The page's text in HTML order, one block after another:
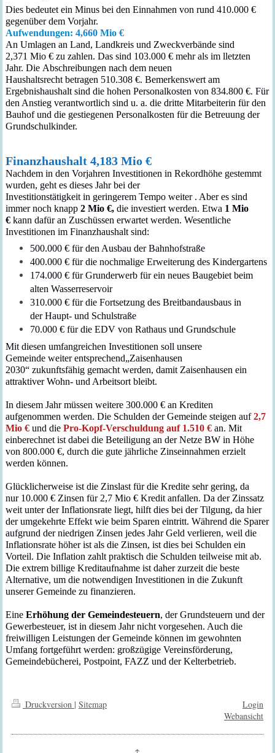
Dies bedeutet ein Minus bei den Einnahmen von rund 410.000 €
gegenüber dem Vorjahr.
Aufwendungen: 4,660Mio €
An Umlagen an Land, Landkreis und Zweckverbände sind
2,371 Mio € zu zahlen. Das sind 103.000 € mehr als im lletzten
Jahr. Die Abschreibungen nach dem neuen
Haushaltsrecht betragen 510.308€. Bemerkenswert am
Ergebnishaushalt sind die hohen Personalkosten von 834.800€. Für
den Anstieg verantwortlich sind u. a. diedritte Mitarbeiterin für den
Bauhofund die gestiegenen Personalkosten für die Betreuung der
Grundschulkinder.
Finanzhaushalt 4,183 Mio €
Nachdem in den Vorjahren Investitionen in Rekordhöhe gestemmt
wurden, geht es dieses Jahrbei der
Investitionstätigkeitin geringeremTempo weiter. Aber es sind
immer noch knapp 2 Mio €, die investiert werden. Etwa 1 Mio
€kann dafür an Zuschüssen erwartet werden. Wesentliche
Investitionen im Finanzhaushalt sind:
500.000 € für den Ausbau der Bahnhofstraße
400.000 € für die nochmalige Erweiterung des Kindergartens
174.000 € für Grunderwerb für ein neues Baugebiet beim
alten Wasserreservoir
310.000 € für die Fortsetzung des Breitbandausbaus in
derHaupt- und Schulstraße
70.000 € für die EDV von Rathaus und Grundschule
Mit diesen umfangreichen Investitionen soll unsere
Gemeinde weiterentsprechend„Zaisenhausen
2030“ zukunftsfähig gemacht werden, damit Zaisenhausen ein
attraktiver Wohn- und Arbeitsort bleibt.
In diesem Jahr müssen weitere 300.000 € an Krediten
aufgenommen werden. Die Schulden der Gemeinde steigen auf2,7
Mio € und die Pro-Kopf-Verschuldung auf 1.510 € an. Mit
einberechnet ist dabei die Beteiligung an der Netze BW in Höhe
von 800.000 €, durch die gute jährliche Zinseinnahmen erzielt
werden können.
Glücklicherweise ist die Zinslast für die Kredite sehr gering, da
nur 10.000 € Zinsen für 2,7 Mio € Kredit anfallen. Da der Zinssatz
weit unter der Inflationsrate liegt, hilft dies bei der Tilgung, da hier
der umgekehrte Effekt wie beim Sparen eintritt. Während die Sparer
aufgrund der niedrigen Zinsen jedes Jahr Geld verlieren, weil die
Inflationsrate höher ist als die Zinsen, ist dies bei Schulden ein
Vorteil. Die Inflation zahlt praktisch die Schulden teilweise mit ab.
Die extrem billige Kreditaufnahme ist daher zurzeit die beste
Alternative, um die notwendigen Investitionen in die Zukunft
unserer Gemeinde zu finanzieren.
Eine Erhöhung der Gemeindesteuern, der Grundsteuern und der
Gewerbesteuer, ist in diesem Jahr nicht vorgesehen. Auch die
freiwilligen Leistungen der Gemeinde können im gewohnten
Umfang fortgeführt werden: großzügige Vereinsförderung,
Gemeindebücherei, Postpoint, FAZZ und der Kelterbetrieb.
Druckversion | Sitemap
Login
Webansicht